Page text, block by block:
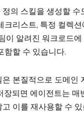
의 스킬을 생성할 수
크리스트, 특정 컬렉
이 알려진 워크로드
함할 수 있습니다.
본질적으로 도메인
장되면 에이전트는 매
이를 재사용할 수